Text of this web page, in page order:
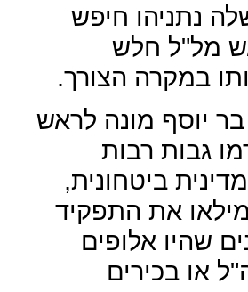
נתניהו חיפש
מל"ל חלש
במקרה הצורך.
יוסף מונה לראש
גבות רבות
ביטחונית,
מילאו את התפקיד
שהיו אלופים
או בכירים